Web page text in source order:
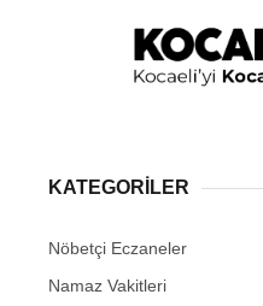
KATEGORİLER
Nöbetçi Eczaneler
Namaz Vakitleri